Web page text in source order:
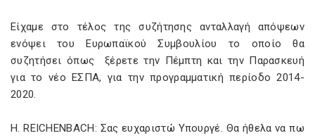
Είχαμε στο τέλος της συζήτησης ανταλλαγή απόψεων
ενόψει του Ευρωπαϊκού Συμβουλίου το οποίο θα
συζητήσει όπως ξέρετε την Πέμπτη και την Παρασκευή
για το νέο ΕΣΠΑ, για την προγραμματική περίοδο 2014-
2020.
H. REICHENBACH: Σας ευχαριστώ Υπουργέ. Θα ήθελα να πω